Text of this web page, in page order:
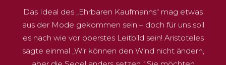
Das Ideal des „Ehrbaren Kaufmanns“ mag etwas
aus der Mode gekommen sein – doch für uns soll
es nach wie vor oberstes Leitbild sein! Aristoteles
sagte einmal „Wir können den Wind nicht ändern,